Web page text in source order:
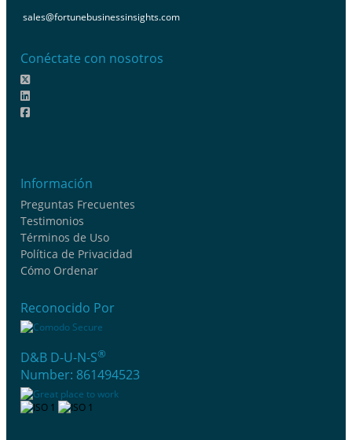
sales@fortunebusinessinsights.com
Conéctate con nosotros
Información
Preguntas Frecuentes
Testimonios
Términos de Uso
Política de Privacidad
Cómo Ordenar
Reconocido Por
D&B D-U-N-S®
Number: 861494523